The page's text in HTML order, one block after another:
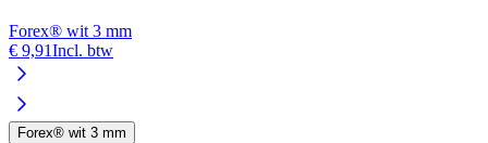
Forex® wit 3 mm
€ 9,91Incl. btw
Forex® wit 3 mm